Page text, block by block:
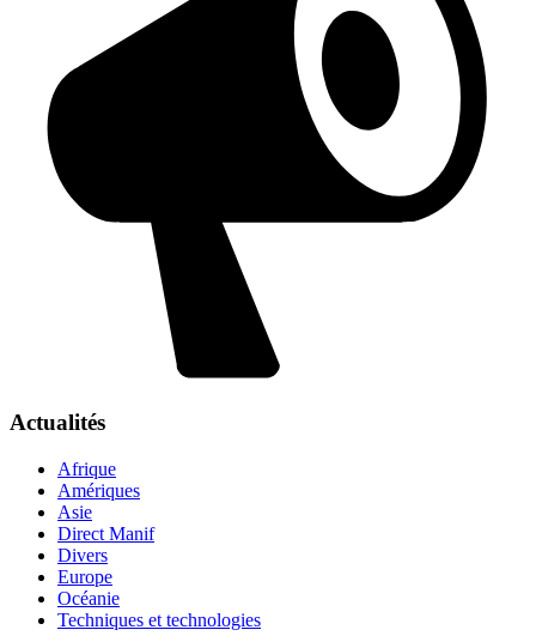
Actualités
Afrique
Amériques
Asie
Direct Manif
Divers
Europe
Océanie
Techniques et technologies